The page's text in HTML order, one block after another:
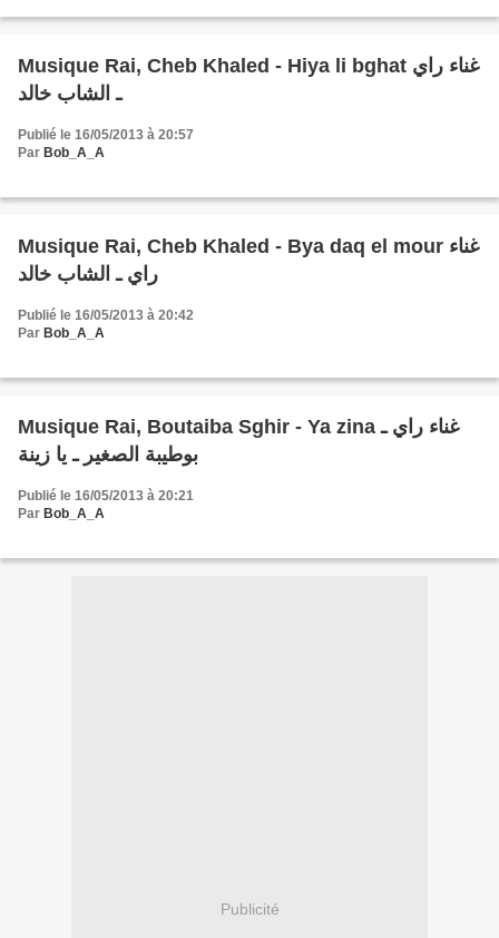
Musique Rai, Cheb Khaled - Hiya li bghat غناء راي
ـ الشاب خالد
Publié le 16/05/2013 à 20:57
Par Bob_A_A
Musique Rai, Cheb Khaled - Bya daq el mour غناء
راي ـ الشاب خالد
Publié le 16/05/2013 à 20:42
Par Bob_A_A
Musique Rai, Boutaiba Sghir - Ya zina غناء راي ـ
بوطيبة الصغير ـ يا زينة
Publié le 16/05/2013 à 20:21
Par Bob_A_A
Publicité